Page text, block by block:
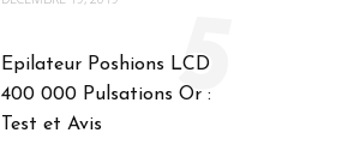
Epilateur Poshions LCD
400 000 Pulsations Or :
Test et Avis
5